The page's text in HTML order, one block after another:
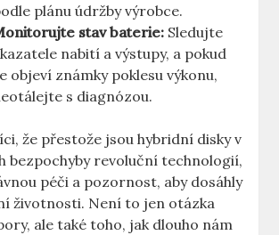
⁢plánu údržby výrobce.
stav baterie: Sledujte
‍nabití a ⁤výstupy, a pokud
objeví známky poklesu výkonu,
s diagnózou.
že přestože jsou hybridní disky​ v
bezpochyby revoluční technologií,
péči a pozornost, aby dosáhly
životnosti. Není​ to ⁣jen⁤ otázka‍
ale také toho, jak ⁢dlouho nám